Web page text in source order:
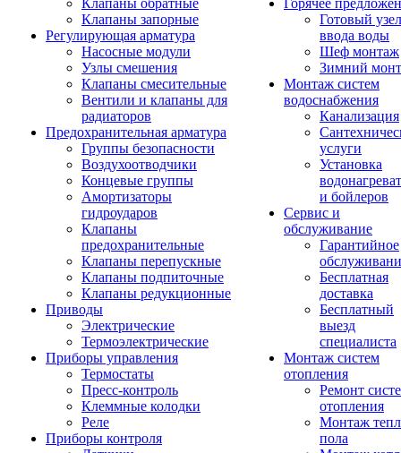
Клапаны обратные
Клапаны запорные
Регулирующая арматура
Насосные модули
Узлы смешения
Клапаны смесительные
Вентили и клапаны для
радиаторов
Предохранительная арматура
Группы безопасности
Воздухоотводчики
Концевые группы
Амортизаторы
гидроударов
Клапаны
предохранительные
Клапаны перепускные
Клапаны подпиточные
Клапаны редукционные
Приводы
Электрические
Термоэлектрические
Приборы управления
Термостаты
Пресс-контроль
Клеммные колодки
Реле
Приборы контроля
Горячее
Готовый узел
ввода воды
Шеф монтаж
Зимний
Монтаж систем
водоснабжения
Канализация
услуги
Установка
и бойлеров
Сервис и
обслуживание
Гарантийное
Бесплатная
доставка
Бесплатный
выезд
специалиста
Монтаж систем
отопления
Ремонт
отопления
Монтаж
пола